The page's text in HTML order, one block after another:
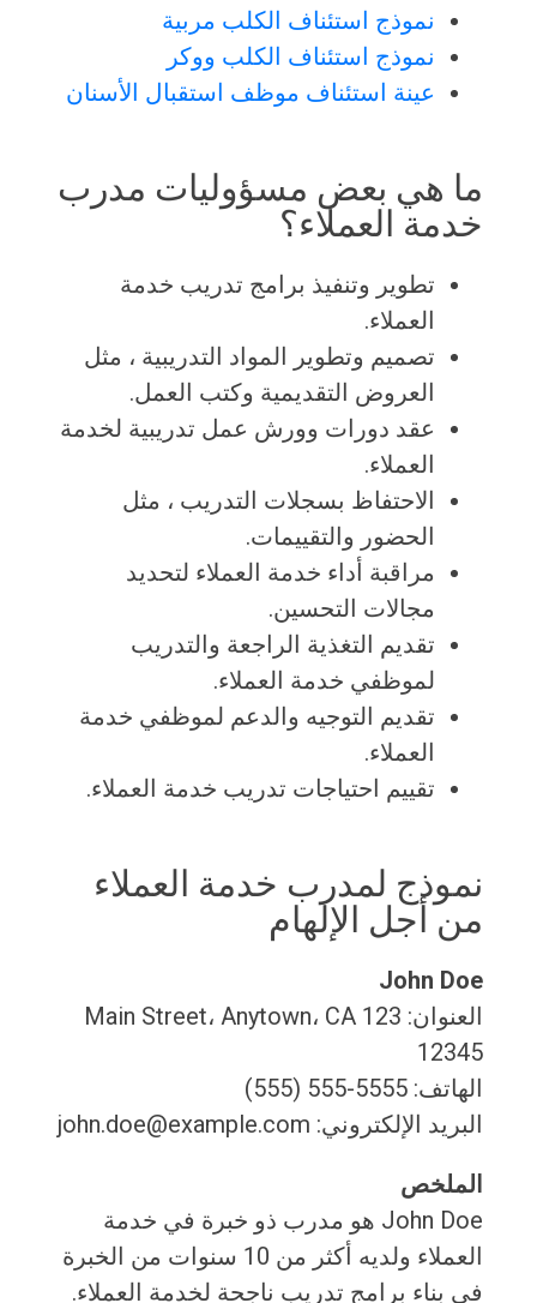
نموذج استئناف الكلب مربية
نموذج استئناف الكلب ووكر
عينة استئناف موظف استقبال الأسنان
ما هي بعض مسؤوليات مدرب
خدمة العملاء؟
تطوير وتنفيذ برامج تدريب خدمة
العملاء.
تصميم وتطوير المواد التدريبية ، مثل
العروض التقديمية وكتب العمل.
عقد دورات وورش عمل تدريبية لخدمة
العملاء.
الاحتفاظ بسجلات التدريب ، مثل
الحضور والتقييمات.
مراقبة أداء خدمة العملاء لتحديد
مجالات التحسين.
تقديم التغذية الراجعة والتدريب
لموظفي خدمة العملاء.
تقديم التوجيه والدعم لموظفي خدمة
العملاء.
تقييم احتياجات تدريب خدمة العملاء.
نموذج لمدرب خدمة العملاء
من أجل الإلهام
John Doe
العنوان: 123 Main Street، Anytown، CA
12345
الهاتف: 5555-555 (555)
البريد الإلكتروني: john.doe@example.com
الملخص
John Doe هو مدرب ذو خبرة في خدمة
العملاء ولديه أكثر من 10 سنوات من الخبرة
في بناء برامج تدريب ناجحة لخدمة العملاء.